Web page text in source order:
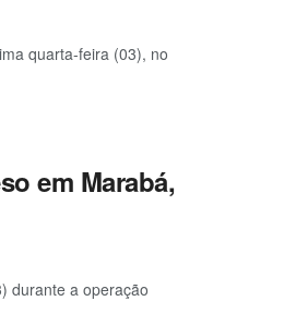
quarta-feira (03), no
em Marabá,
durante a operação